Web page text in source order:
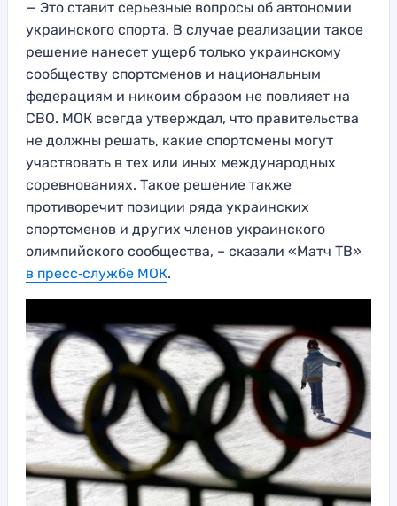
— Это ставит серьезные вопросы об автономии
украинского спорта. В случае реализации такое
решение нанесет ущерб только украинскому
сообществу спортсменов и национальным
федерациям и никоим образом не повлияет на
СВО. МОК всегда утверждал, что правительства
не должны решать, какие спортсмены могут
участвовать в тех или иных международных
соревнованиях. Такое решение также
противоречит позиции ряда украинских
спортсменов и других членов украинского
олимпийского сообщества, – сказали «Матч ТВ»
в пресс‑службе МОК.